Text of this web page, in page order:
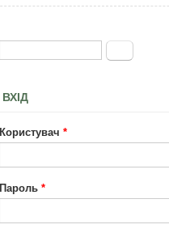
Пошукова форма
Пошук
ВХІД
Користувач*
Пароль*